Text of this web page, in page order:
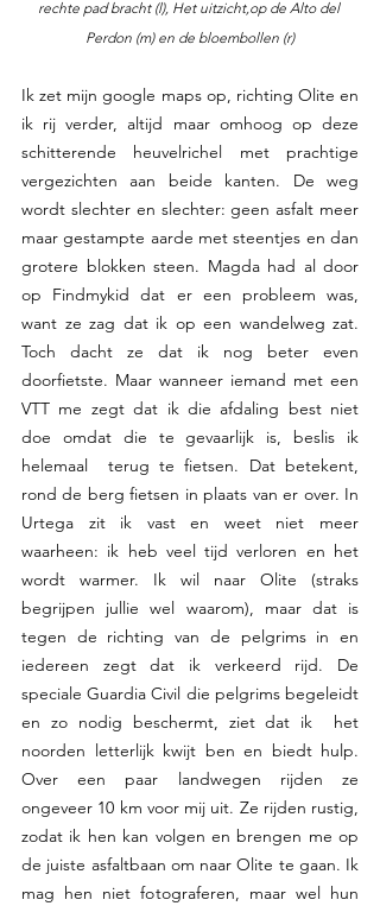
rechte pad bracht (l), Het uitzicht,op de Alto del
Perdon (m) en de bloembollen (r)
Ik zet mijn google maps op, richting Olite en
ik rij verder, altijd maar omhoog op deze
schitterende heuvelrichel met prachtige
vergezichten aan beide kanten. De weg
wordt slechter en slechter: geen asfalt meer
maar gestampte aarde met steentjes en dan
grotere blokken steen. Magda had al door
op Findmykid dat er een probleem was,
want ze zag dat ik op een wandelweg zat.
Toch dacht ze dat ik nog beter even
doorfietste. Maar wanneer iemand met een
VTT me zegt dat ik die afdaling best niet
doe omdat die te gevaarlijk is, beslis ik
helemaal  terug te fietsen. Dat betekent,
rond de berg fietsen in plaats van er over. In
Urtega zit ik vast en weet niet meer
waarheen: ik heb veel tijd verloren en het
wordt warmer. Ik wil naar Olite (straks
begrijpen jullie wel waarom), maar dat is
tegen de richting van de pelgrims in en
iedereen zegt dat ik verkeerd rijd. De
speciale Guardia Civil die pelgrims begeleidt
en zo nodig beschermt, ziet dat ik  het
noorden letterlijk kwijt ben en biedt hulp.
Over een paar landwegen rijden ze
ongeveer 10 km voor mij uit. Ze rijden rustig,
zodat ik hen kan volgen en brengen me op
de juiste asfaltbaan om naar Olite te gaan. Ik
mag hen niet fotograferen, maar wel hun